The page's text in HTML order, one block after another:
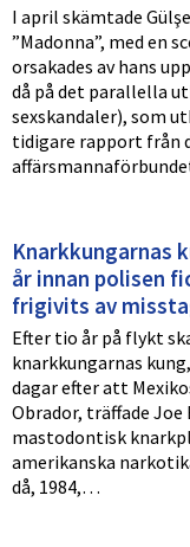
I april skämtade
”Madonna”, med en
orsakades av hans
då på det parallella
sexskandaler), som
tidigare rapport från
Knarkkungarnas
år innan polisen
frigivits av
Efter tio år på flykt
knarkkungarnas
dagar efter att
Obrador, träffade Joe
mastodontisk
amerikanska
då, 1984,…